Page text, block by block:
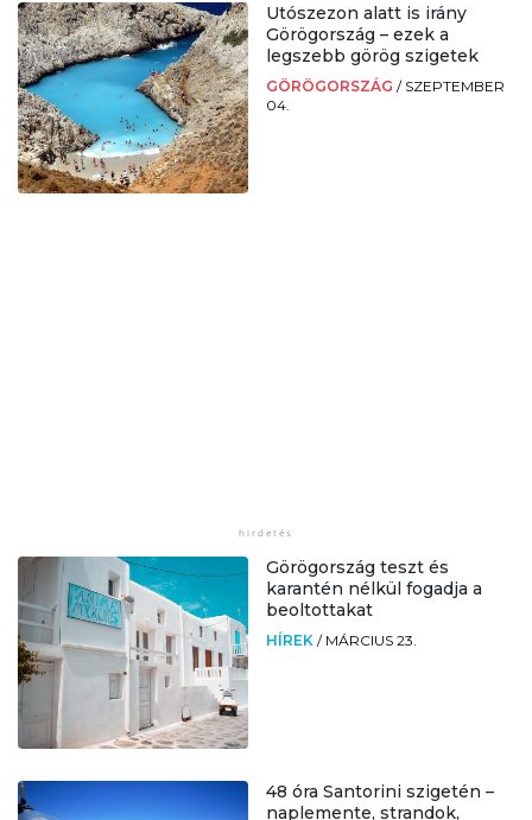
Utószezon alatt is irány
Görögország – ezek a
legszebb görög szigetek
GÖRÖGORSZÁG / SZEPTEMBER
04.
Görögország teszt és
karantén nélkül fogadja a
beoltottakat
HÍREK / MÁRCIUS 23.
48 óra Santorini szigetén –
naplemente, strandok,